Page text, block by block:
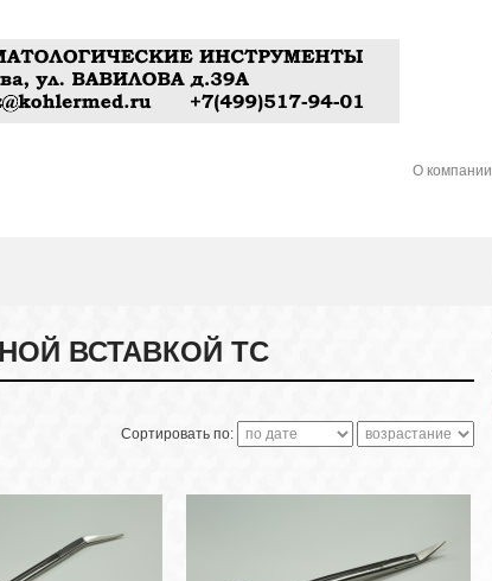
О компании
ВСТАВКОЙ ТС
Сортировать по: